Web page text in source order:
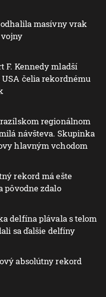
masívny vrak
F. Kennedy mladší
čelia rekordnému
regionálnom
návšteva. Skupinka
hlavným vchodom
rekord má ešte
pôvodne zdalo
delfína plávala s telom
sa ďalšie delfíny
absolútny rekord